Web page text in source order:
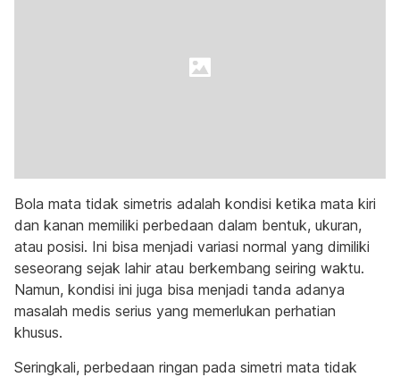
Bola mata tidak simetris adalah kondisi ketika mata kiri
dan kanan memiliki perbedaan dalam bentuk, ukuran,
atau posisi. Ini bisa menjadi variasi normal yang dimiliki
seseorang sejak lahir atau berkembang seiring waktu.
Namun, kondisi ini juga bisa menjadi tanda adanya
masalah medis serius yang memerlukan perhatian
khusus.
Seringkali, perbedaan ringan pada simetri mata tidak